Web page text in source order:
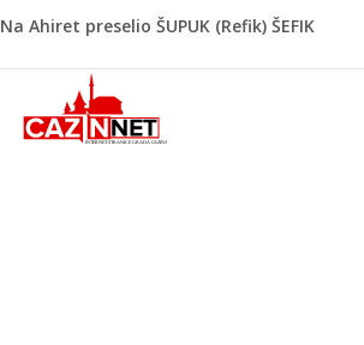
Na Ahiret preselio ŠUPUK (Refik) ŠEFIK
obilježavanja godišnjice: "Doživjela sam
poniženje na mjestu gdje se odaje
počast mom sinu"